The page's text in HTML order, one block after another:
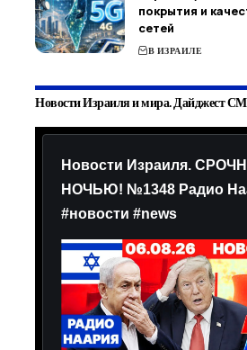
покрытия и
сетей
В ИЗРАИЛЕ
Новости Израиля и мира. Дайджест